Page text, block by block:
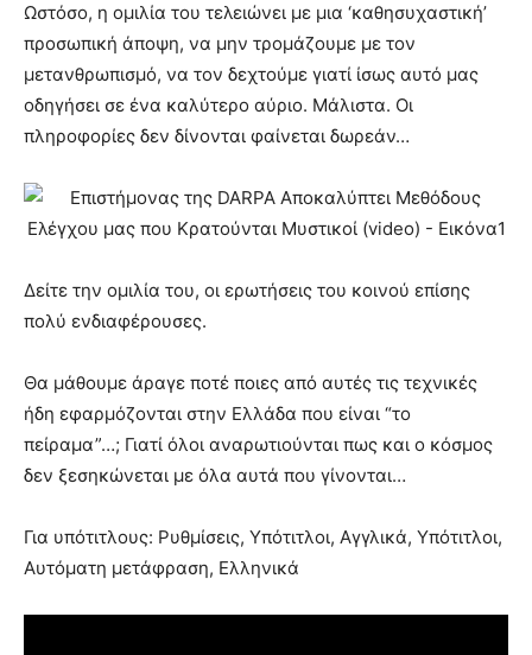
Ωστόσο, η ομιλία του τελειώνει με μια ‘καθησυχαστική’
προσωπική άποψη, να μην τρομάζουμε με τον
μετανθρωπισμό, να τον δεχτούμε γιατί ίσως αυτό μας
οδηγήσει σε ένα καλύτερο αύριο. Μάλιστα. Οι
πληροφορίες δεν δίνονται φαίνεται δωρεάν…
Δείτε την ομιλία του, οι ερωτήσεις του κοινού επίσης
πολύ ενδιαφέρουσες.
Θα μάθουμε άραγε ποτέ ποιες από αυτές τις τεχνικές
ήδη εφαρμόζονται στην Ελλάδα που είναι “το
πείραμα”…; Γιατί όλοι αναρωτιούνται πως και ο κόσμος
δεν ξεσηκώνεται με όλα αυτά που γίνονται…
Για υπότιτλους: Ρυθμίσεις, Υπότιτλοι, Αγγλικά, Υπότιτλοι,
Αυτόματη μετάφραση, Ελληνικά